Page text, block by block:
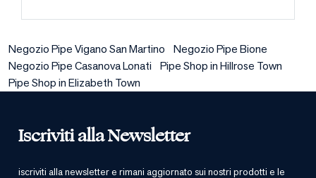
Negozio Pipe Vigano San Martino
Negozio Pipe Bione
Negozio Pipe Casanova Lonati
Pipe Shop in Hillrose Town
Pipe Shop in Elizabeth Town
Iscriviti alla Newsletter
iscriviti alla newsletter e rimani aggiornato sui nostri prodotti e le